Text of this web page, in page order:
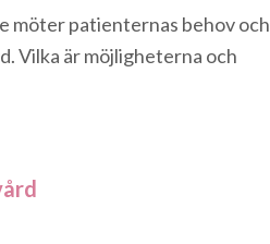
möter patienternas behov och
Vilka är möjligheterna och